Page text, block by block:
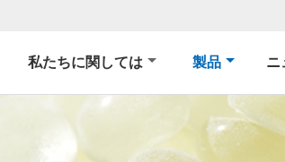
私たちに関しては 製品 ニ